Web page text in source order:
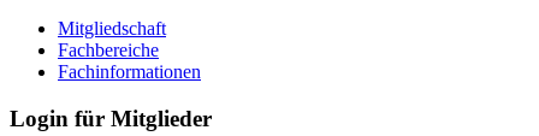
Mitgliedschaft
Fachbereiche
Fachinformationen
Login für Mitglieder